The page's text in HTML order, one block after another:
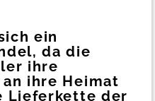
ein
da die
ihre
ihre Heimat
Lieferkette der